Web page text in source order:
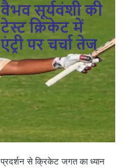
से क्रिकेट जगत का ध्यान